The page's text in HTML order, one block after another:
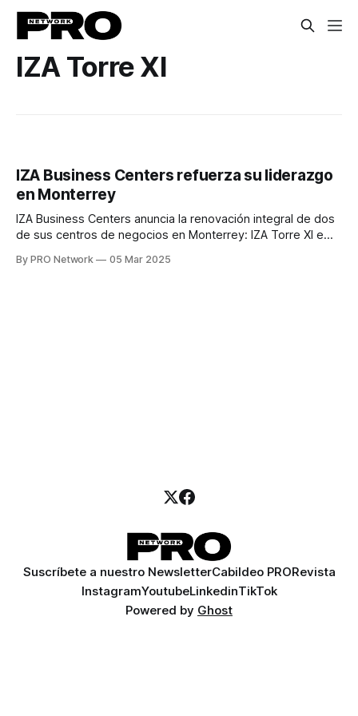
IZA Torre XI
IZA Business Centers refuerza su liderazgo
en Monterrey
IZA Business Centers anuncia la renovación integral de dos
de sus centros de negocios en Monterrey: IZA Torre XI e
innovación y la adaptación a las tendencias laborales
By PRO Network 05 Mar 2025
Suscríbete a nuestro NewsletterCabildeo PRORevista
InstagramYoutubeLinkedinTikTok
Powered by Ghost